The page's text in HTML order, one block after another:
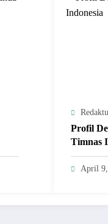
Profil
Timnas
April